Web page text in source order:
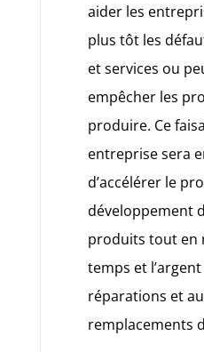
aider les
plus tôt les
et services ou
empêcher les
produire. Ce
entreprise sera
d’accélérer le
développement
produits tout en
temps et
réparations et
remplacements